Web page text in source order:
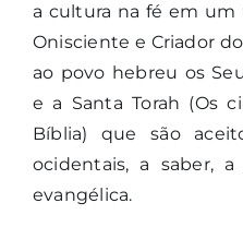
a cultura na fé em um
Onisciente e Criador
ao povo hebreu os
e a Santa Torah (Os
Bíblia) que são
ocidentais, a saber,
evangélica.